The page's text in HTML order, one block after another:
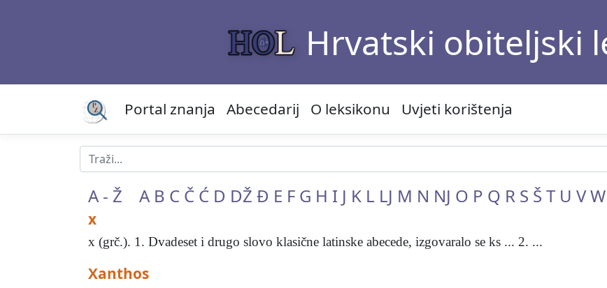
Hrvatski obiteljski
Portal znanja Abecedarij O leksikonu Uvjeti korištenja
A - Ž A B C Č Ć D DŽ Đ E F G H I J K L LJ M N NJ O P Q R S Š T U VW
x
x (grč.). 1. Dvadeset i drugo slovo klasične latinske abecede, izgovaralo se ks ... 2. ...
Xanthos